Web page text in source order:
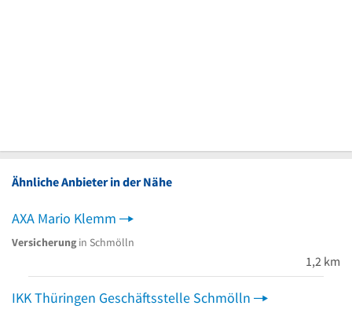
Ähnliche Anbieter in der Nähe
AXA Mario Klemm
Versicherung in Schmölln
1,2 km
IKK Thüringen Geschäftsstelle Schmölln